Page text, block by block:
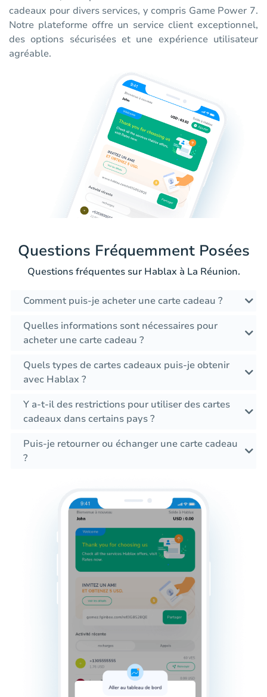
cadeaux pour divers services, y compris Game Power 7.
Notre plateforme offre un service client exceptionnel,
des options sécurisées et une expérience utilisateur
agréable.
Questions Fréquemment Posées
Questions fréquentes sur Hablax à La Réunion.
Comment puis-je acheter une carte cadeau ?
Quelles informations sont nécessaires pour
acheter une carte cadeau ?
Quels types de cartes cadeaux puis-je obtenir
avec Hablax ?
Y a-t-il des restrictions pour utiliser des cartes
cadeaux dans certains pays ?
Puis-je retourner ou échanger une carte cadeau
?